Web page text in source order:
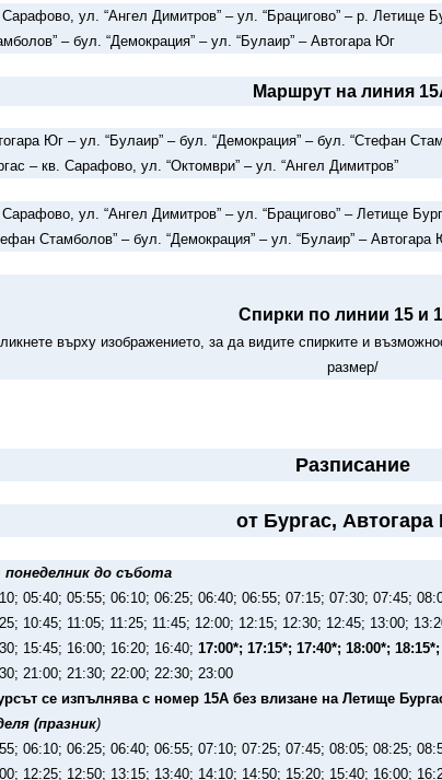
ул. “Ангел Димитров” – ул. “Брацигово” – р. Летище
– бул. “Демокрация” – ул. “Булаир” – Автогара Юг
Маршрут на линия
Юг – ул. “Булаир” – бул. “Демокрация” – бул. “Стефан
– кв. Сарафово, ул. “Октомври” – ул. “Ангел Димитров”
ул. “Ангел Димитров” – ул. “Брацигово” – Летище
Стамболов” – бул. “Демокрация” – ул. “Булаир” – Автогара
Спирки по линии 15 и
върху изображението, за да видите спирките и
размер/
Разписание
от Бургас,
до събота
05:40; 05:55; 06:10; 06:25; 06:40; 06:55; 07:15; 07:30; 07:45;
10:45; 11:05; 11:25; 11:45; 12:00; 12:15; 12:30; 12:45; 13:00;
15:45; 16:00; 16:20; 16:40; 17:00*; 17:15*; 17:40*; 18:00*;
21:00; 21:30; 22:00; 22:30; 23:00
се изпълнява с номер 15А без влизане на Летище
(празник)
06:10; 06:25; 06:40; 06:55; 07:10; 07:25; 07:45; 08:05; 08:25;
12:25; 12:50; 13:15; 13:40; 14:10; 14:50; 15:20; 15:40; 16:00;